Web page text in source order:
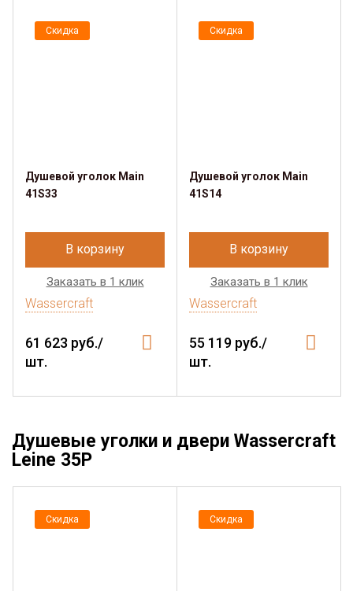
Скидка
Душевой уголок Main
41S33
В корзину
Заказать в 1 клик
Wassercraft
61 623 руб./
шт.
Скидка
Душевой уголок Main
41S14
В корзину
Заказать в 1 клик
Wassercraft
55 119 руб./
шт.
Душевые уголки и двери Wassercraft
Leine 35P
Скидка Скидка